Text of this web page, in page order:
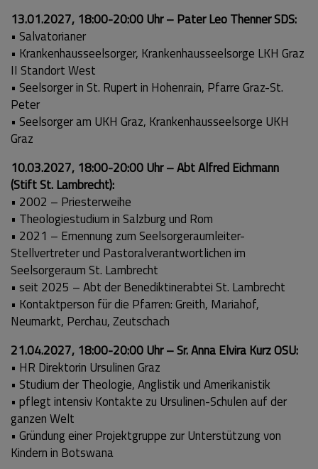
13.01.2027, 18:00-20:00 Uhr – Pater Leo Thenner SDS:
• Salvatorianer
• Krankenhausseelsorger, Krankenhausseelsorge LKH Graz
II Standort West
• Seelsorger in St. Rupert in Hohenrain, Pfarre Graz-St.
Peter
• Seelsorger am UKH Graz, Krankenhausseelsorge UKH
Graz
10.03.2027, 18:00-20:00 Uhr – Abt Alfred Eichmann
(Stift St. Lambrecht):
• 2002 – Priesterweihe
​​​​​​​• Theologiestudium in Salzburg und Rom
​​​​​​​• 2021 – Ernennung zum Seelsorgeraumleiter-
Stellvertreter und Pastoralverantwortlichen im
Seelsorgeraum St. Lambrecht
​​​​​​​• seit 2025 – Abt der Benediktinerabtei St. Lambrecht
​​​​​​​• Kontaktperson für die Pfarren: Greith, Mariahof,
Neumarkt, Perchau, Zeutschach
21.04.2027, 18:00-20:00 Uhr – Sr. Anna Elvira Kurz OSU:
​​​​​​​• HR Direktorin Ursulinen Graz
​​​​​​​• Studium der Theologie, Anglistik und Amerikanistik
​​​​​​​• pflegt intensiv Kontakte zu Ursulinen-Schulen auf der
ganzen Welt
​​​​​​​• Gründung einer Projektgruppe zur Unterstützung von
Kindern in Botswana